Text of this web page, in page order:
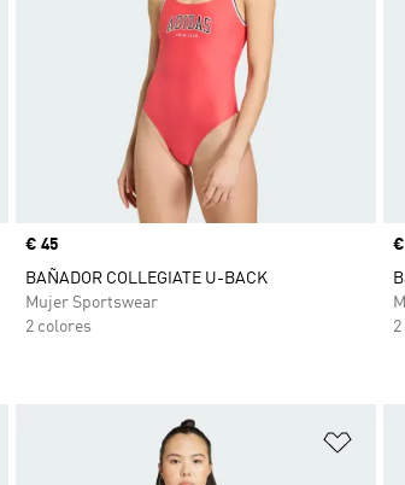
Precio
€ 45
BAÑADOR COLLEGIATE U-BACK
Mujer Sportswear
2 colores
€
a la lista de deseos